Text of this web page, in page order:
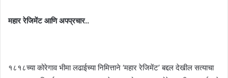
महार रेजिमेंट आणि अपप्रचार..
१८१८च्या कोरेगाव भीमा लढाईच्या निमित्ताने ‘महार रेजिमेंट’ बद्दल देखील सत्याचा